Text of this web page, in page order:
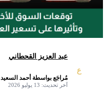
ع
عبد العزيز القحطاني
مُراجَع بواسطة أحمد السعيد
آخر تحديث: 13 يوليو 2026